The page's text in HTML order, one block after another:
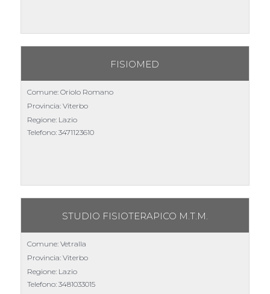
FISIOMED
Comune: Oriolo Romano
Provincia: Viterbo
Regione: Lazio
Telefono: 3471123610
STUDIO FISIOTERAPICO M.T.M.
Comune: Vetralla
Provincia: Viterbo
Regione: Lazio
Telefono: 3481033015